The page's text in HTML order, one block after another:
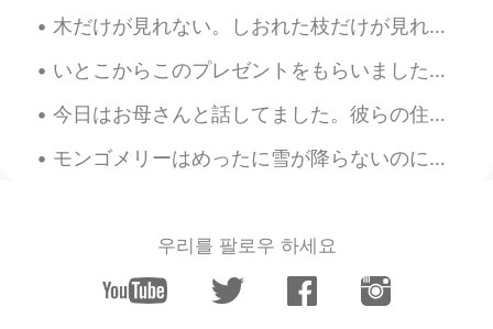
ENPH TL JP
@Miyuki Exactly!
Hiday 2019.10.21 03:58
EN
木だけが見れない。しおれた枝だけが見れない。体には37兆個の細胞が見える。自分を愛するのことを考えるとき、自分用にプレゼントを買うのこととか、サロンに行くのこととか、バスタブでの静かな時間につい...
いとこからこのプレゼントをもらいました。彼は私が日本とたこ焼きが大好きを知ってるから。😂たこ焼きを作るのは簡単だとだと聞いたけどどどこから始めたらいいのかわかりません。😅助けてー 私へのプレゼ...
今日はお母さんと話してました。彼らの住んでる街のコロナの事態はもっと悪くなってるから外にあまり出られない。今年はお母さんはここに行きたがってるけどコロナのせいで、できません。ママはめっちゃ明るく...
モンゴメリーはめったに雪が降らないのに極渦のせいで今細雪が降っています。❄️🌨仕事行きたくない〜 一日中はベドで猫ちゃんと遊んで、コーヒーを飲みたい！ 雪が降ってる時、厚い毛皮がある動物の以外は...
우리를 팔로우 하세요